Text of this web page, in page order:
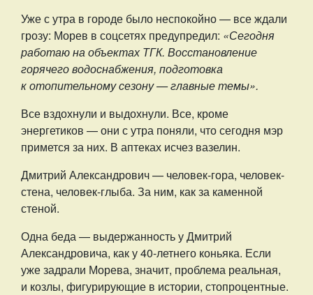
Уже с утра в городе было неспокойно — все ждали
грозу: Морев в соцсетях предупредил: «Сегодня
работаю на объектах ТГК. Восстановление
горячего водоснабжения, подготовка
к отопительному сезону — главные темы».
Все вздохнули и выдохнули. Все, кроме
энергетиков — они с утра поняли, что сегодня мэр
примется за них. В аптеках исчез вазелин.
Дмитрий Александрович — человек-гора, человек-
стена, человек-глыба. За ним, как за каменной
стеной.
Одна беда — выдержанность у Дмитрий
Александровича, как у 40-летнего коньяка. Если
уже задрали Морева, значит, проблема реальная,
и козлы, фигурирующие в истории, стопроцентные.